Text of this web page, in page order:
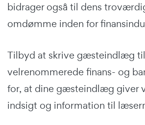
bidrager også til dens
omdømme inden for
Tilbyd at skrive gæsteindlæg til
velrenommerede finans- og
for, at dine gæsteindlæg giver
indsigt og information til